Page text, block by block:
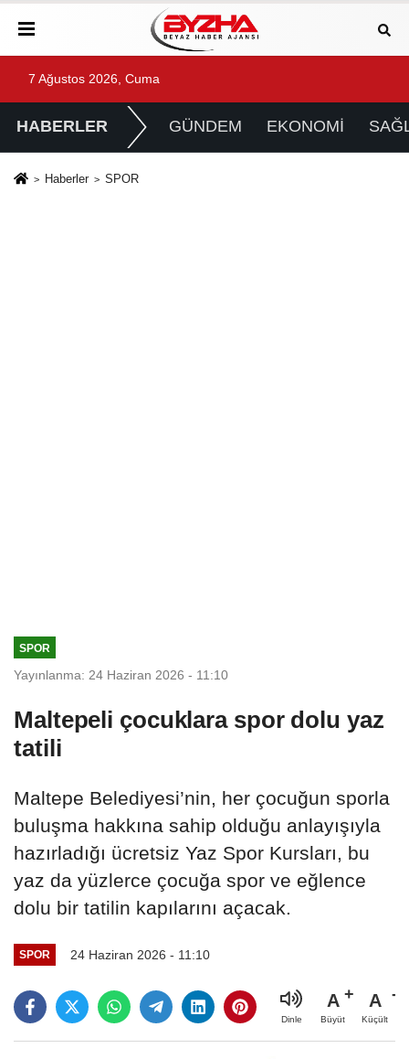
7 Ağustos 2026, Cuma
HABERLER GÜNDEM EKONOMİ
Haberler SPOR
SPOR
Yayınlanma: 24 Haziran 2026 - 11:10
Maltepeli çocuklara spor dolu yaz
tatili
Maltepe Belediyesi’nin, her çocuğun sporla
buluşma hakkına sahip olduğu anlayışıyla
hazırladığı ücretsiz Yaz Spor Kursları, bu
yaz da yüzlerce çocuğa spor ve eğlence
dolu bir tatilin kapılarını açacak.
SPOR 24 Haziran 2026 - 11:10
Dinle
A
Büyüt
A
Küçült